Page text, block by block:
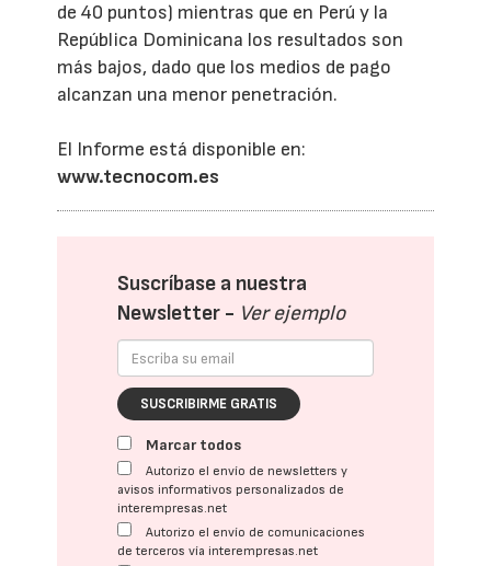
de 40 puntos) mientras que en Perú y la
República Dominicana los resultados son
más bajos, dado que los medios de pago
alcanzan una menor penetración.
El Informe está disponible en:
www.tecnocom.es
Suscríbase a nuestra
Newsletter - Ver ejemplo
SUSCRIBIRME GRATIS
Marcar todos
Autorizo el envío de newsletters y
avisos informativos personalizados de
interempresas.net
Autorizo el envío de comunicaciones
de terceros vía interempresas.net